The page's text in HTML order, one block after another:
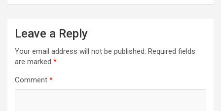
Leave a Reply
Your email address will not be published. Required fields
are marked *
Comment *